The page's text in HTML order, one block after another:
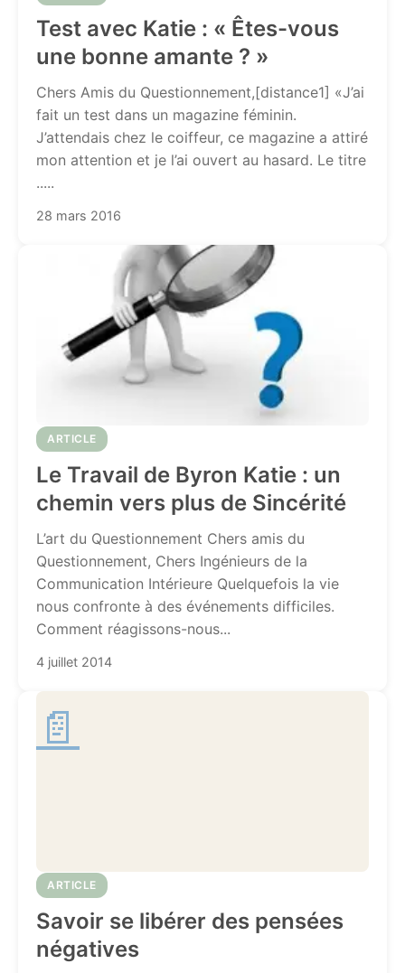
Test avec Katie : « Êtes-vous
une bonne amante ? »
Chers Amis du Questionnement,[distance1] «J’ai
fait un test dans un magazine féminin.
J’attendais chez le coiffeur, ce magazine a attiré
mon attention et je l’ai ouvert au hasard. Le titre
.....
28 mars 2016
ARTICLE
Le Travail de Byron Katie : un
chemin vers plus de Sincérité
L’art du Questionnement Chers amis du
Questionnement, Chers Ingénieurs de la
Communication Intérieure Quelquefois la vie
nous confronte à des événements difficiles.
Comment réagissons-nous...
4 juillet 2014
📄
ARTICLE
Savoir se libérer des pensées
négatives